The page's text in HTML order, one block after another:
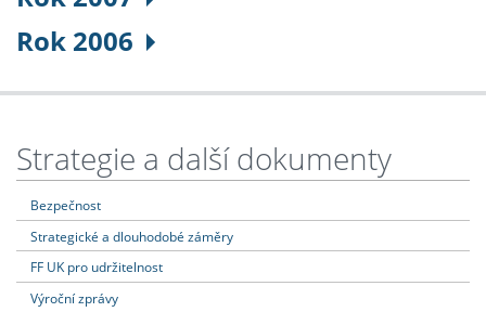
Rok 2006
Strategie a další dokumenty
Bezpečnost
Strategické a dlouhodobé záměry
FF UK pro udržitelnost
Výroční zprávy